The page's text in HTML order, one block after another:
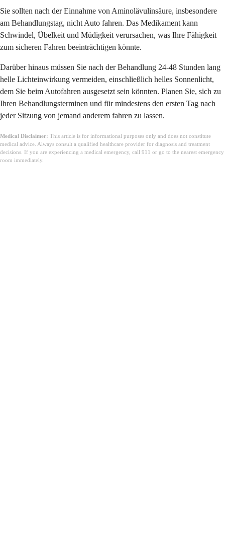
Sie sollten nach der Einnahme von Aminolävulinsäure, insbesondere
am Behandlungstag, nicht Auto fahren. Das Medikament kann
Schwindel, Übelkeit und Müdigkeit verursachen, was Ihre Fähigkeit
zum sicheren Fahren beeinträchtigen könnte.
Darüber hinaus müssen Sie nach der Behandlung 24-48 Stunden lang
helle Lichteinwirkung vermeiden, einschließlich helles Sonnenlicht,
dem Sie beim Autofahren ausgesetzt sein könnten. Planen Sie, sich zu
Ihren Behandlungsterminen und für mindestens den ersten Tag nach
jeder Sitzung von jemand anderem fahren zu lassen.
Medical Disclaimer: This article is for informational purposes only and does not constitute
medical advice. Always consult a qualified healthcare provider for diagnosis and treatment
decisions. If you are experiencing a medical emergency, call 911 or go to the nearest emergency
room immediately.